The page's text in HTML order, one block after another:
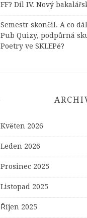
FF? Díl IV. Nový
Semestr skončil. A co
Pub Quizy, podpůrná
Poetry ve SKLEPě?
Květen 2026
Leden 2026
Prosinec 2025
Listopad 2025
Říjen 2025